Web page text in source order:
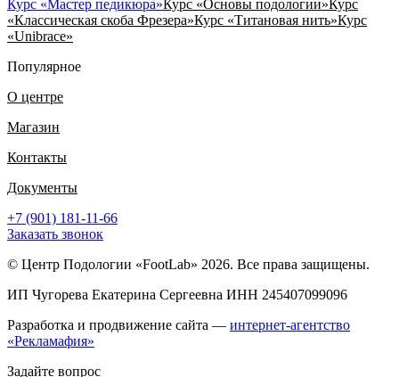
Курс «Мастер педикюра»Курс «Основы подологии»Курс
«Классическая скоба Фрезера»Курс «Титановая нить»Курс
«Unibrace»
Популярное
О центре
Магазин
Контакты
Документы
+7 (901) 181-11-66
Заказать звонок
© Центр Подологии «FootLab» 2026. Все права защищены.
ИП Чугорева Екатерина Сергеевна ИНН 245407099096
Разработка и продвижение сайта — интернет-агентство
«Рекламафия»
Задайте вопрос